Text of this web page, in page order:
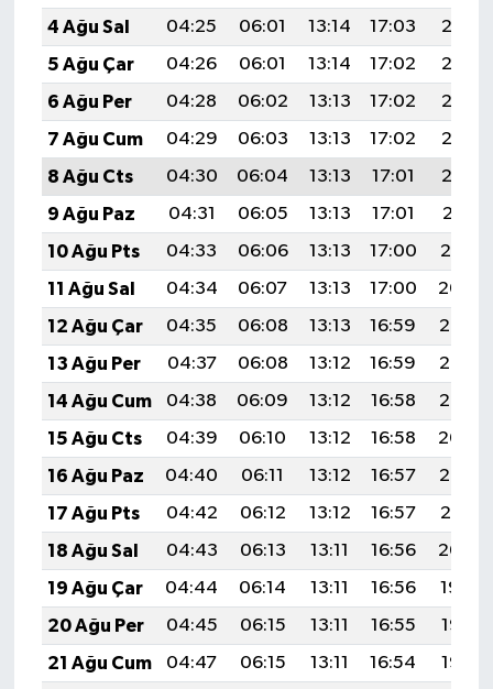
4 Ağu Sal
04:25 06:01 13:14 17:03
20:17
5 Ağu Çar
04:26 06:01 13:14 17:02
20:16
6 Ağu Per
04:28 06:02 13:13 17:02
20:15
7 Ağu Cum
04:29 06:03 13:13 17:02
20:13
8 Ağu Cts
04:30 06:04 13:13 17:01
20:12
9 Ağu Paz
04:31 06:05 13:13 17:01
20:11
10 Ağu Pts
04:33 06:06 13:13 17:00
20:10
11 Ağu Sal
04:34 06:07 13:13 17:00
20:09
12 Ağu Çar
04:35 06:08 13:13 16:59
20:08
13 Ağu Per
04:37 06:08 13:12 16:59
20:06
14 Ağu Cum
04:38 06:09 13:12 16:58
20:05
15 Ağu Cts
04:39 06:10 13:12 16:58
20:04
16 Ağu Paz
04:40 06:11 13:12 16:57
20:03
17 Ağu Pts
04:42 06:12 13:12 16:57
20:01
18 Ağu Sal
04:43 06:13 13:11 16:56
20:00
19 Ağu Çar
04:44 06:14 13:11 16:56
19:59
20 Ağu Per
04:45 06:15 13:11 16:55
19:57
21 Ağu Cum
04:47 06:15 13:11 16:54
19:56
Spor
Tavşanlı
Teknoloji
Türkiye
Video Galeri
Yaşam
Yemek Tarifleri